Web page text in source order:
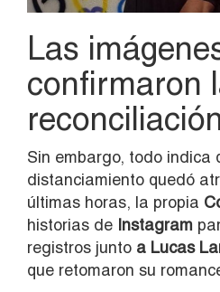
Las
confirmaron
Sin embargo, todo indica
distanciamiento quedó
últimas horas, la propia
historias de Instagram
registros junto a Lucas
que retomaron su